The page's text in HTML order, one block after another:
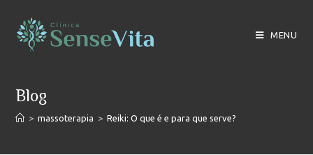
content
MENU
Blog
> massoterapia > Reiki: O que é e para que serve?